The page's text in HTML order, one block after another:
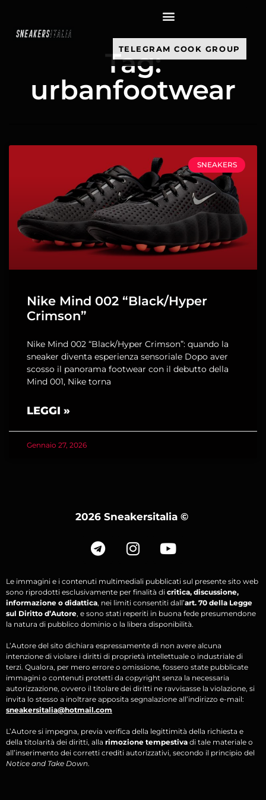
TELEGRAM COOK GROUP
Tag:
urbanfootwear
SNEAKERS
Nike Mind 002 “Black/Hyper
Crimson”
Nike Mind 002 “Black/Hyper Crimson”: quando la
sneaker diventa esperienza sensoriale Dopo aver
scosso il panorama footwear con il debutto della
Mind 001, Nike torna
LEGGI »
Gennaio 27, 2026
2026 Sneakersitalia ©
Le immagini e i contenuti multimediali pubblicati sul presente sito web
sono riprodotti esclusivamente per finalità di critica, discussione,
informazione o didattica, nei limiti consentiti dall’art. 70 della Legge
sul Diritto d’Autore, e sono stati reperiti in buona fede presumendone
la natura di pubblico dominio o la libera disponibilità.
L’Autore del sito dichiara espressamente di non avere alcuna
intenzione di violare i diritti di proprietà intellettuale o industriale di
terzi. Qualora, per mero errore o omissione, fossero state pubblicate
immagini o contenuti protetti da copyright senza la necessaria
autorizzazione, ovvero il titolare dei diritti ne ravvisasse la violazione, si
invita lo stesso a inoltrare apposita segnalazione all’indirizzo e-mail:
sneakersitalia@hotmail.com
L’Autore si impegna, previa verifica della legittimità della richiesta e
della titolarità dei diritti, alla rimozione tempestiva di tale materiale o
all’inserimento dei corretti crediti autorizzativi, secondo il principio del
Notice and Take Down.